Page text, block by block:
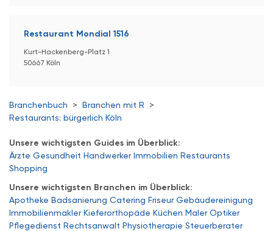
Restaurant Mondial 1516
Kurt-Hackenberg-Platz 1
50667 Köln
Branchenbuch > Branchen mit R
>
Restaurants: bürgerlich Köln
Unsere wichtigsten Guides im Überblick:
Ärzte Gesundheit Handwerker Immobilien Restaurants
Shopping
Unsere wichtigsten Branchen im Überblick:
Apotheke Badsanierung Catering Friseur Gebäudereinigung
Immobilienmakler Kieferorthopäde Küchen Maler Optiker
Pflegedienst Rechtsanwalt Physiotherapie Steuerberater